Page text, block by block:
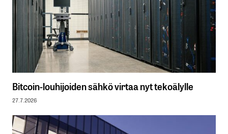
Bitcoin-louhijoiden sähkö virtaa nyt tekoälylle
27.7.2026